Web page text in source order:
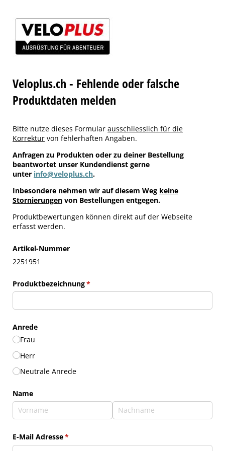
Veloplus.ch - Fehlende oder falsche
Produktdaten melden
Bitte nutze dieses Formular ausschliesslich für die
Korrektur von fehlerhaften Angaben.
Anfragen zu Produkten oder zu deiner Bestellung
beantwortet unser Kundendienst gerne
unter info@veloplus.ch.
Inbesondere nehmen wir auf diesem Weg keine
Stornierungen von Bestellungen entgegen.
Produktbewertungen können direkt auf der Webseite
erfasst werden.
Artikel-Nummer
2251951
Produktbezeichnung*
(erforderlich)
Anrede
Frau
Herr
Neutrale Anrede
Name
E-Mail Adresse*
(erforderlich)